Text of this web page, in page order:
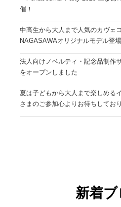
催！
中高生から大人まで人気のカヴェ
NAGASAWAオリジナルモデル登場
法人向けノベルティ・記念品制作
をオープンしました
夏は子どもから大人まで楽しめる
さまのご参加心よりお待ちしてお
新着